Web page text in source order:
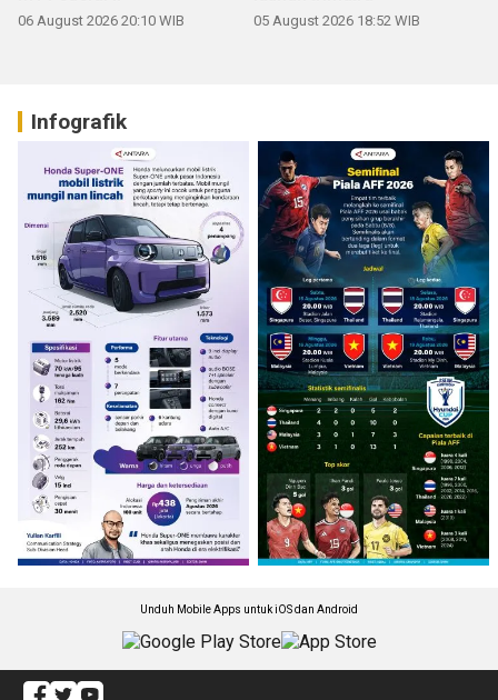
06 August 2026 20:10 WIB 05 August 2026 18:52 WIB
Infografik
Unduh Mobile Apps untuk iOS dan Android